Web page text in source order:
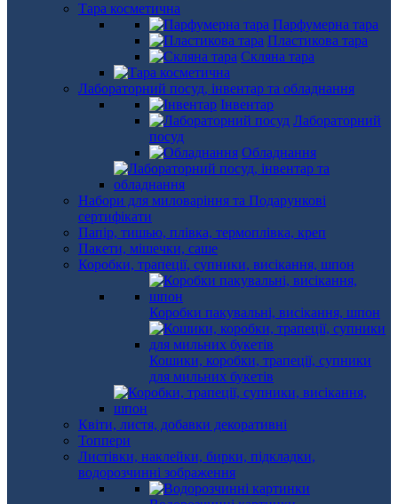
Тара косметична
Парфумерна тара
Пластикова тара
Скляна тара
Лабораторний посуд, інвентар та обладнання
Інвентар
Лабораторний
посуд
Обладнання
Набори для миловаріння та Подарункові
сертифікати
Папір, тишью, плівка, термоплівка, креп
Пакети, мішечки, саше
Коробки, трапеції, супники, висікання, шпон
Коробки пакувальні, висікання, шпон
Кошики, коробки, трапеції, супники
для мильних букетів
Квіти, листя, добавки декоративні
Топпери
Листівки, наклейки, бирки, підкладки,
водорозчинні зображення